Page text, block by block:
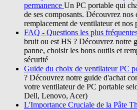
permanence Un PC portable qui
de ses composants. Découvrez nos
remplacement de ventilateur et nos
FAQ - Questions les plus
bruit ou est HS ? Découvrez notre
panne, choisir les bons outils et
sécurité
Guide du choix de ventilateur PC
? Découvrez notre guide d'achat
votre ventilateur de PC portable
Dell, Lenovo, Acer)
L'Importance Cruciale de la Pâte